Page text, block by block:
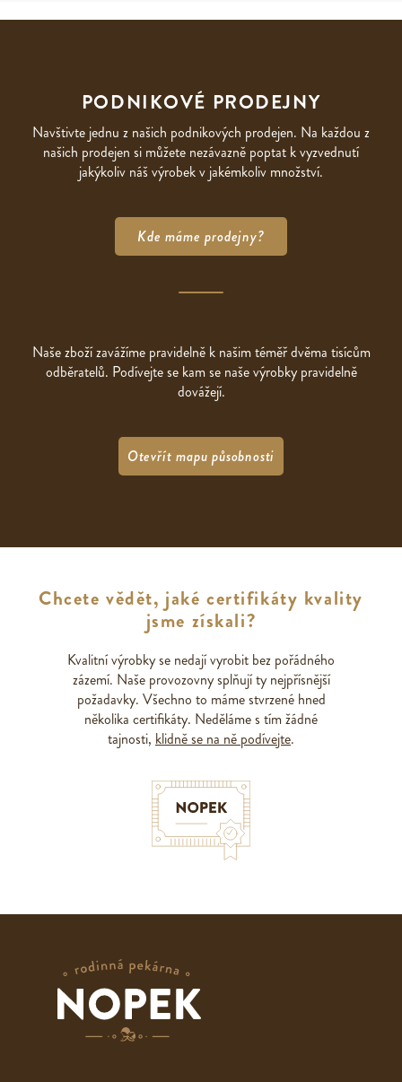
PODNIKOVÉ PRODEJNY
Navštivte jednu z našich podnikových prodejen. Na každou z
našich prodejen si můžete nezávazně poptat k vyzvednutí
jakýkoliv náš výrobek v jakémkoliv množství.
Kde máme prodejny?
Naše zboží zavážíme pravidelně k našim téměř dvěma tisícům
odběratelů. Podívejte se kam se naše výrobky pravidelně
dovážejí.
Otevřít mapu působnosti
Chcete vědět, jaké certifikáty kvality
jsme získali?
Kvalitní výrobky se nedají vyrobit bez pořádného
zázemí. Naše provozovny splňují ty nejpřísnější
požadavky. Všechno to máme stvrzené hned
několika certifikáty. Neděláme s tím žádné
tajnosti, klidně se na ně podívejte.